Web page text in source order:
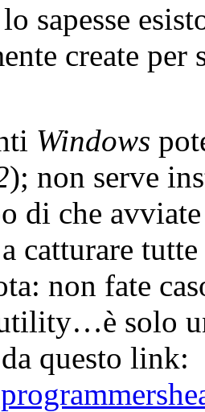
sapesse
create
Windows
); non serve
di che
catturare
non fate
solo
da questo link: